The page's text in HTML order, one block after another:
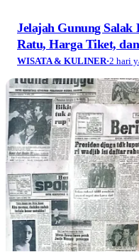
Jelajah Gunung Salak
Ratu, Harga Tiket,
WISATA & KULINER·2 hari